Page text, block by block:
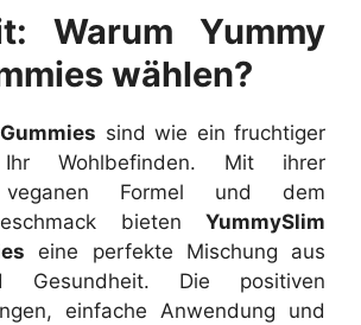
Warum Yummy
wählen?
sind wie ein fruchtiger
Wohlbefinden. Mit ihrer
veganen Formel und dem
bieten YummySlim
eine perfekte Mischung aus
Gesundheit. Die positiven
einfache Anwendung und